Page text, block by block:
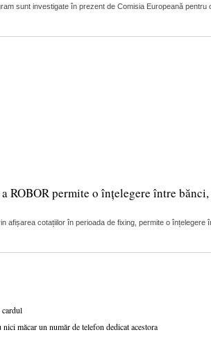
sunt investigate în prezent de Comisia Europeană
ROBOR permite o înțelegere între
cotațiilor în perioada de fixing, permite o înțelegere
cardul
măcar un număr de telefon dedicat acestora